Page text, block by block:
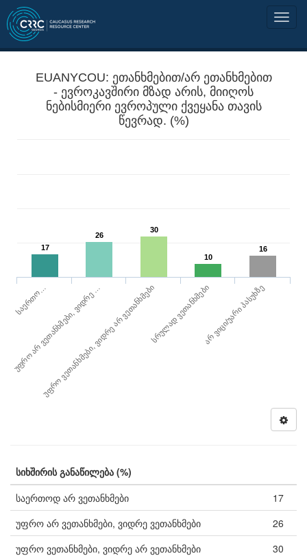
EUANYCOU: ეთანხმებით/არ ეთანხმებით
- ევროკავშირი მზად არის, მიიღოს
ნებისმიერი ევროპული ქვეყანა თავის
წევრად. (%)
17
26
30
10
16
საერთო…
უფრო არ ვეთანხმები, ვიდრე …
უფრო ვეთანხმები, ვიდრე არ ვეთანხმებისრულად ვეთანხმებიარ ვიცი/უარი პასუხზე
სიხშირის განაწილება (%)
საერთოდ არ ვეთანხმები
17
უფრო არ ვეთანხმები, ვიდრე ვეთანხმები
26
უფრო ვეთანხმები, ვიდრე არ ვეთანხმები
30